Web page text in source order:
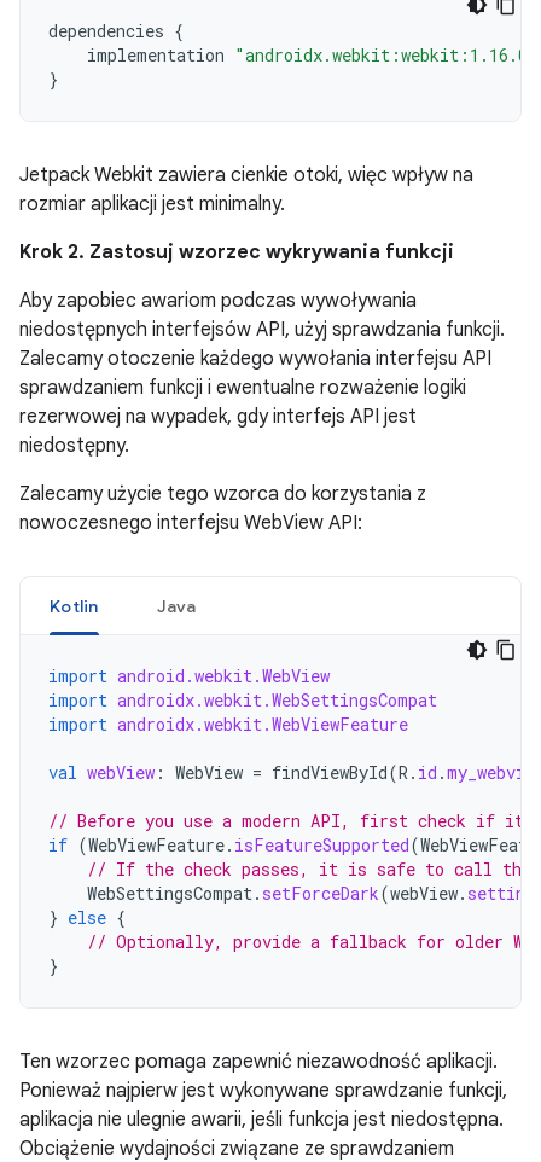
dependencies {
implementation "androidx.webkit:webkit:1.16.0"
}
Jetpack Webkit zawiera cienkie otoki, więc wpływ na
rozmiar aplikacji jest minimalny.
Krok 2. Zastosuj wzorzec wykrywania funkcji
Aby zapobiec awariom podczas wywoływania
niedostępnych interfejsów API, użyj sprawdzania funkcji.
Zalecamy otoczenie każdego wywołania interfejsu API
sprawdzaniem funkcji i ewentualne rozważenie logiki
rezerwowej na wypadek, gdy interfejs API jest
niedostępny.
Zalecamy użycie tego wzorca do korzystania z
nowoczesnego interfejsu WebView API:
Kotlin Java
import android.webkit.WebView
import androidx.webkit.WebSettingsCompat
import androidx.webkit.WebViewFeature
val webView : WebView = findViewById(R . id .
// Before you use a modern API, first check if it
if (WebViewFeature. isFeatureSupported(
// If the check passes, it is safe to call the
WebSettingsCompat. setForceDark(webView.
} else {
// Optionally, provide a fallback for older
}
Ten wzorzec pomaga zapewnić niezawodność aplikacji.
Ponieważ najpierw jest wykonywane sprawdzanie funkcji,
aplikacja nie ulegnie awarii, jeśli funkcja jest niedostępna.
Obciążenie wydajności związane ze sprawdzaniem